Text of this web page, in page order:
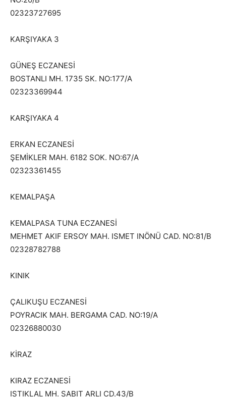
02323727695
KARŞIYAKA 3
GÜNEŞ ECZANESİ
BOSTANLI MH. 1735 SK. NO:177/A
02323369944
KARŞIYAKA 4
ERKAN ECZANESİ
ŞEMİKLER MAH. 6182 SOK. NO:67/A
02323361455
KEMALPAŞA
KEMALPASA TUNA ECZANESİ
MEHMET AKIF ERSOY MAH. ISMET INÖNÜ CAD. NO:81/B
02328782788
KINIK
ÇALIKUŞU ECZANESİ
POYRACIK MAH. BERGAMA CAD. NO:19/A
02326880030
KİRAZ
KIRAZ ECZANESİ
ISTIKLAL MH. SABIT ARLI CD.43/B